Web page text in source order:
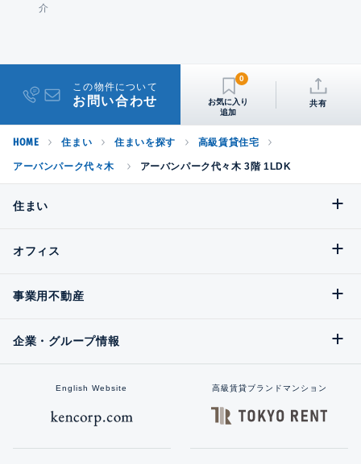
介
この物件について
お問い合わせ
0
共有
HOME 住まい 住まいを探す 高級賃貸住宅
アーバンパーク代々木 アーバンパーク代々木 3階 1LDK
住まい
オフィス
事業用不動産
企業・グループ情報
English Website 高級賃貸ブランドマンション